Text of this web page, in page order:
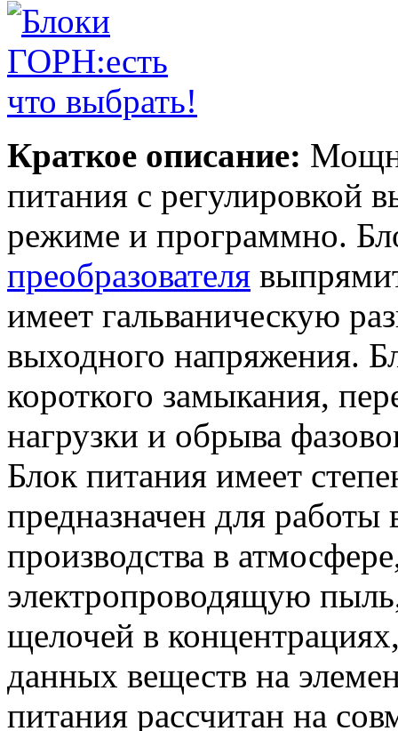
Краткое описание:
питания с регулировкой
режиме и программно.
преобразователя
имеет гальваническую
выходного напряжения.
короткого замыкания,
нагрузки и обрыва
Блок питания имеет
предназначен для
производства в
электропроводящую
щелочей в
данных веществ на
питания рассчитан на